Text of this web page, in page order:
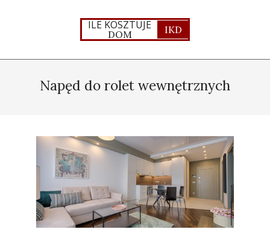
ILE KOSZTUJE
DOM IKD
NavigationNapęd do rolet wewnętrznych